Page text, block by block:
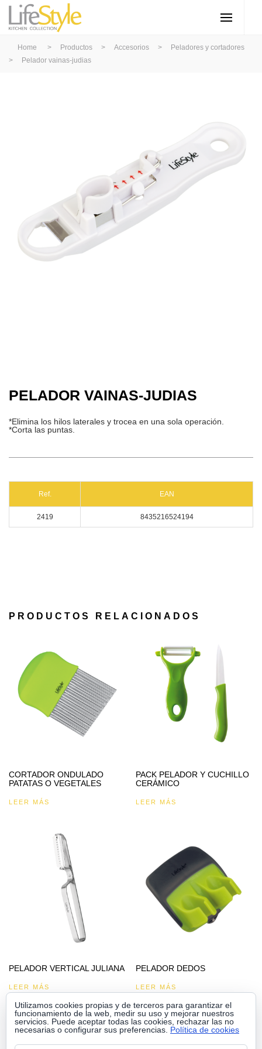
Home > Productos > Accesorios >
Peladores y cortadores
>
Pelador vainas-judias
PELADOR VAINAS-JUDIAS
*Elimina los hilos laterales y trocea en una sola operación.
*Corta las puntas.
Ref. EAN
2419 8435216524194
PRODUCTOS RELACIONADOS
CORTADOR ONDULADO
PATATAS O VEGETALES
LEER MÁS
PACK PELADOR Y CUCHILLO
CERÁMICO
LEER MÁS
PELADOR VERTICAL JULIANA
LEER MÁS
PELADOR DEDOS
LEER MÁS
Utilizamos cookies propias y de terceros para garantizar el
funcionamiento de la web, medir su uso y mejorar nuestros
servicios. Puede aceptar todas las cookies, rechazar las no
necesarias o configurar sus preferencias. Política de cookies